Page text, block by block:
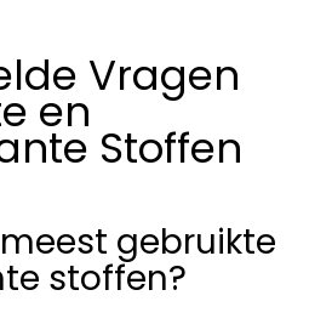
Vragen
en
Stoffen
gebruikte
stoffen?